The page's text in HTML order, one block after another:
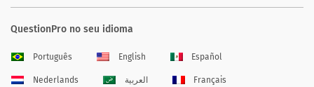
QuestionPro no seu idioma
Português English Español
Nederlands العربية Français